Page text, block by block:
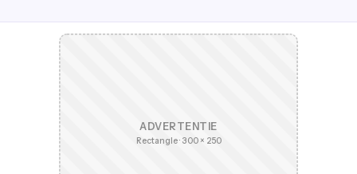
ADVERTENTIE
Rectangle · 300 × 250